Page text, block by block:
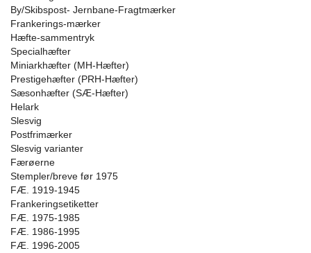
By/Skibspost- Jernbane-Fragtmærker
Frankerings-mærker
Hæfte-sammentryk
Specialhæfter
Miniarkhæfter (MH-Hæfter)
Prestigehæfter (PRH-Hæfter)
Sæsonhæfter (SÆ-Hæfter)
Helark
Slesvig
Postfrimærker
Slesvig varianter
Færøerne
Stempler/breve før 1975
FÆ. 1919-1945
Frankeringsetiketter
FÆ. 1975-1985
FÆ. 1986-1995
FÆ. 1996-2005